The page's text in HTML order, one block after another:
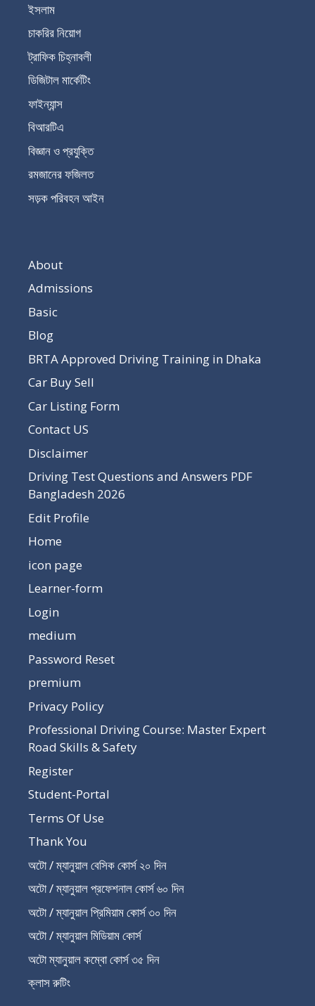
ইসলাম
চাকরির নিয়োগ
ট্রাফিক চিহ্নাবলী
ডিজিটাল মার্কেটিং
ফাইন্যান্স
বিআরটিএ
বিজ্ঞান ও প্রযুক্তি
রমজানের ফজিলত
সড়ক পরিবহন আইন
About
Admissions
Basic
Blog
BRTA Approved Driving Training in Dhaka
Car Buy Sell
Car Listing Form
Contact US
Disclaimer
Driving Test Questions and Answers PDF
Bangladesh 2026
Edit Profile
Home
icon page
Learner-form
Login
medium
Password Reset
premium
Privacy Policy
Professional Driving Course: Master Expert
Road Skills & Safety
Register
Student-Portal
Terms Of Use
Thank You
অটো / ম্যানুয়াল বেসিক কোর্স ২০ দিন
অটো / ম্যানুয়াল প্রফেশনাল কোর্স ৬০ দিন
অটো / ম্যানুয়াল প্রিমিয়াম কোর্স ৩০ দিন
অটো / ম্যানুয়াল মিডিয়াম কোর্স
অটো ম্যানুয়াল কম্বো কোর্স ৩৫ দিন
ক্লাস রুটিং